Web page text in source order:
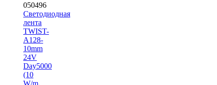
050496
Светодиодная
лента
TWIST-
A128-
10mm
24V
Day5000
(10
W/m,